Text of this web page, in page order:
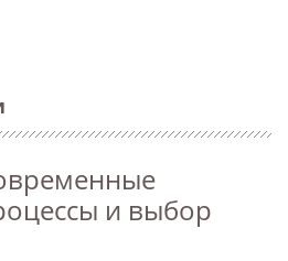
и выбор